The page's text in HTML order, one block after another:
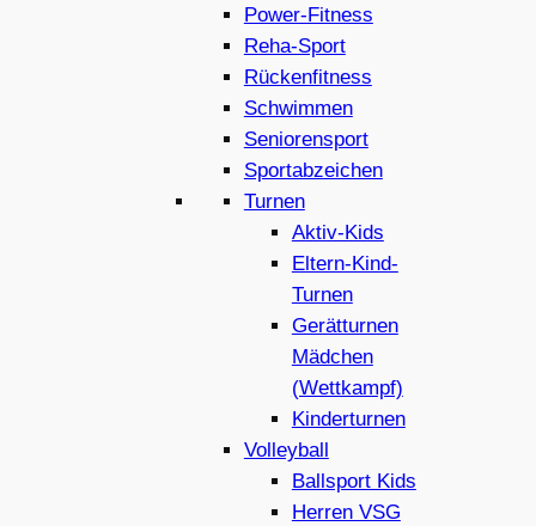
Power-Fitness
Reha-Sport
Rückenfitness
Schwimmen
Seniorensport
Sportabzeichen
Turnen
Aktiv-Kids
Eltern-Kind-
Turnen
Gerätturnen
Mädchen
(Wettkampf)
Kinderturnen
Volleyball
Ballsport Kids
Herren VSG